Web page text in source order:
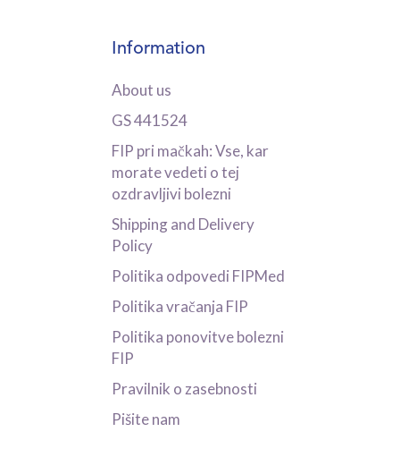
Information
About us
GS 441524
FIP pri mačkah: Vse, kar
morate vedeti o tej
ozdravljivi bolezni
Shipping and Delivery
Policy
Politika odpovedi FIPMed
Politika vračanja FIP
Politika ponovitve bolezni
FIP
Pravilnik o zasebnosti
Pišite nam